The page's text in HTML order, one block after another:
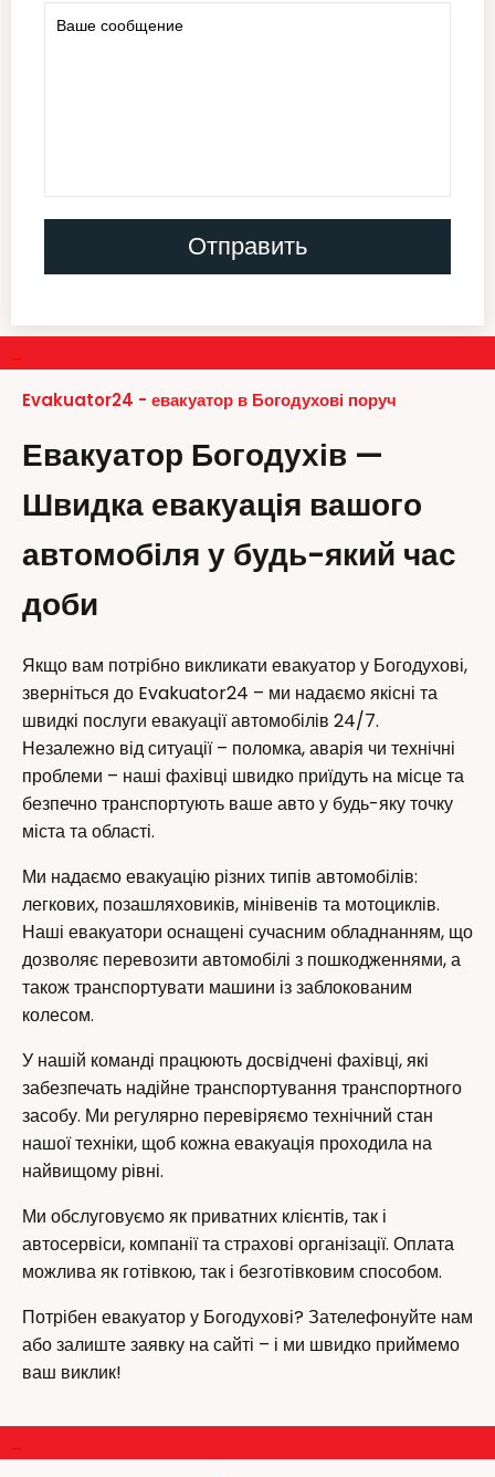
–
Evakuator24 - евакуатор в Богодухові поруч
Евакуатор Богодухів —
Швидка евакуація вашого
автомобіля у будь-який час
доби
Якщо вам потрібно викликати евакуатор у Богодухові,
зверніться до Evakuator24 – ми надаємо якісні та
швидкі послуги евакуації автомобілів 24/7.
Незалежно від ситуації – поломка, аварія чи технічні
проблеми – наші фахівці швидко приїдуть на місце та
безпечно транспортують ваше авто у будь-яку точку
міста та області.
Ми надаємо евакуацію різних типів автомобілів:
легкових, позашляховиків, мінівенів та мотоциклів.
Наші евакуатори оснащені сучасним обладнанням, що
дозволяє перевозити автомобілі з пошкодженнями, а
також транспортувати машини із заблокованим
колесом.
У нашій команді працюють досвідчені фахівці, які
забезпечать надійне транспортування транспортного
засобу. Ми регулярно перевіряємо технічний стан
нашої техніки, щоб кожна евакуація проходила на
найвищому рівні.
Ми обслуговуємо як приватних клієнтів, так і
автосервіси, компанії та страхові організації. Оплата
можлива як готівкою, так і безготівковим способом.
Потрібен евакуатор у Богодухові? Зателефонуйте нам
або залиште заявку на сайті – і ми швидко приймемо
ваш виклик!
–